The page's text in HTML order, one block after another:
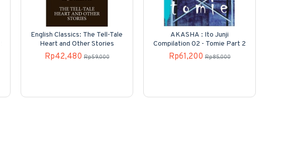
English Classics: The Tell-Tale
Heart and Other Stories
Rp42,480 Rp59,000
AKASHA : Ito Junji
Compilation 02 - Tomie Part 2
Rp61,200 Rp85,000